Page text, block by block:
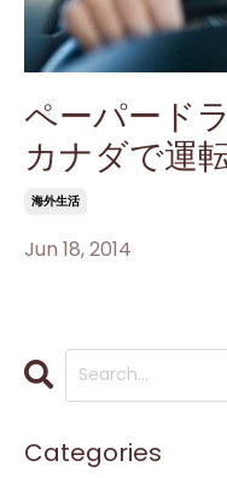
ペーパード
カナダで運
海外生活
Jun 18, 2014
Categories